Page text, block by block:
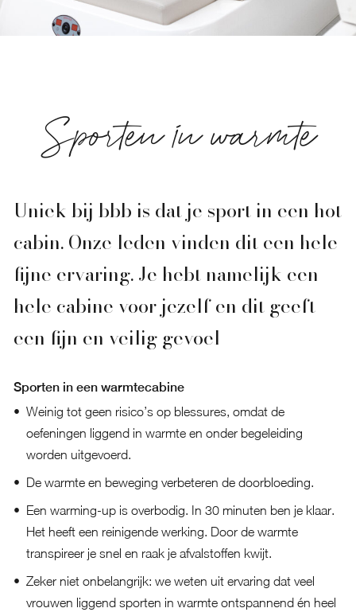
Sporten in warmte
Uniek bij bbb is dat je sport in een hot
cabin. Onze leden vinden dit een hele
fijne ervaring. Je hebt namelijk een
hele cabine voor jezelf en dit geeft
een fijn en veilig gevoel
Sporten in een warmtecabine
Weinig tot geen risico’s op blessures, omdat de
oefeningen liggend in warmte en onder begeleiding
worden uitgevoerd.
De warmte en beweging verbeteren de doorbloeding.
Een warming-up is overbodig. In 30 minuten ben je klaar.
Het heeft een reinigende werking. Door de warmte
transpireer je snel en raak je afvalstoffen kwijt.
Zeker niet onbelangrijk: we weten uit ervaring dat veel
vrouwen liggend sporten in warmte ontspannend én heel